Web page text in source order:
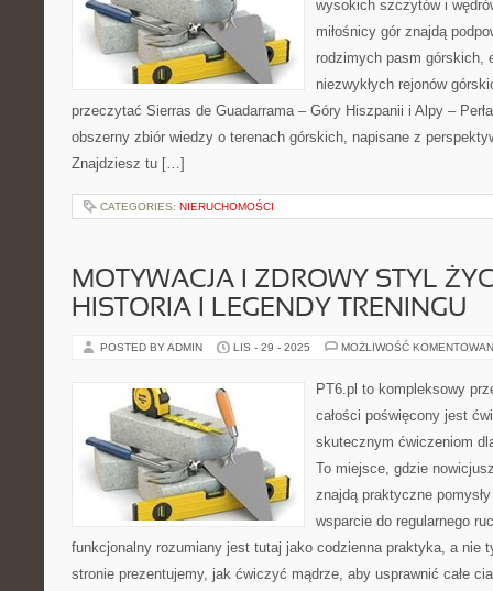
wysokich szczytów i
miłośnicy gór znajdą
rodzimych pasm górskich,
niezwykłych rejonów
przeczytać Sierras de Guadarrama – Góry Hiszpanii i Alpy –
obszerny zbiór wiedzy o terenach górskich, napisane z
Znajdziesz tu […]
CATEGORIES: NIERUCHOMOŚCI
MOTYWACJA I ZDROWY STYL
HISTORIA I LEGENDY TRENINGU
POSTED BY ADMIN LIS - 29 - 2025 MOŻLIWOŚĆ
PT6.pl to kompleksowy
całości poświęcony jest
skutecznym ćwiczeniom
To miejsce, gdzie
znajdą praktyczne
wsparcie do regularnego
funkcjonalny rozumiany jest tutaj jako codzienna praktyka, a nie
stronie prezentujemy, jak ćwiczyć mądrze, aby usprawnić całe